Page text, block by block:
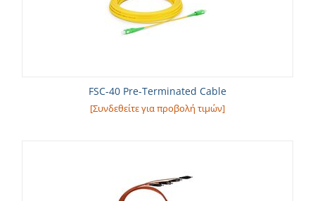
FSC-40 Pre-Terminated Cable
[Συνδεθείτε για προβολή τιμών]